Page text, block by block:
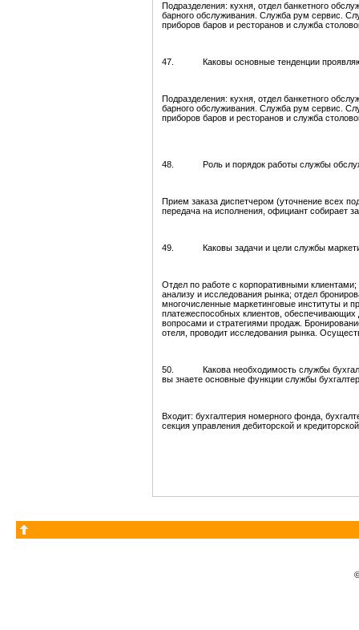
Подразделения: кухня, отдел банкетного
барного обслуживания. Служба рум сервис.
приборов баров и ресторанов и служба
47. Каковы основные тенденции
Подразделения: кухня, отдел банкетного
барного обслуживания. Служба рум сервис.
приборов баров и ресторанов и служба
48. Роль и порядок работы службы
Прием заказа диспетчером (уточнение всех
передача на исполнения, официант собирает
49. Каковы задачи и цели службы
Отдел по работе с корпоративными
анализу и исследования рынка; отдел
многочисленные маркетинговые институты и
платежеспособных клиентов,
вопросами и стратегиями продаж.
отеля, проводит исследования рынка.
50. Какова необходимость службы
вы знаете основные функции службы
Входит: бухгалтерия номерного фонда,
секция управления дебиторской и